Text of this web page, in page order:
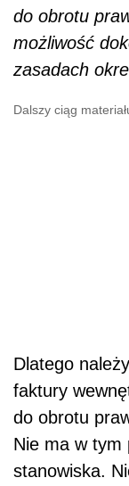
do obrotu
możliwość
zasadach
Dalszy ciąg
Dlatego
faktury
do obrotu
Nie ma w tym
stanowiska.